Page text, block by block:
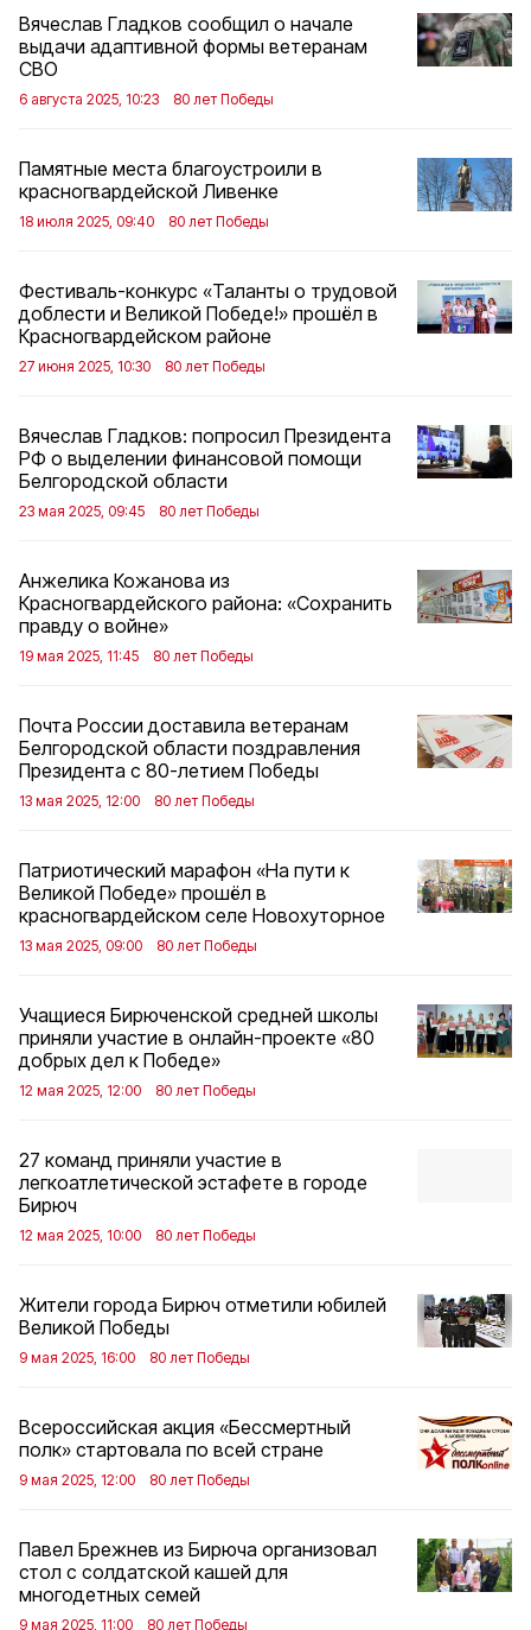
Вячеслав Гладков сообщил о начале
выдачи адаптивной формы ветеранам
СВО
6 августа 2025, 10:23 80 лет Победы
Памятные места благоустроили в
красногвардейской Ливенке
18 июля 2025, 09:40 80 лет Победы
Фестиваль-конкурс «Таланты о трудовой
доблести и Великой Победе!» прошёл в
Красногвардейском районе
27 июня 2025, 10:30 80 лет Победы
Вячеслав Гладков: попросил Президента
РФ о выделении финансовой помощи
Белгородской области
23 мая 2025, 09:45 80 лет Победы
Анжелика Кожанова из
Красногвардейского района: «Сохранить
правду о войне»
19 мая 2025, 11:45 80 лет Победы
Почта России доставила ветеранам
Белгородской области поздравления
Президента с 80-летием Победы
13 мая 2025, 12:00 80 лет Победы
Патриотический марафон «На пути к
Великой Победе» прошёл в
красногвардейском селе Новохуторное
13 мая 2025, 09:00 80 лет Победы
Учащиеся Бирюченской средней школы
приняли участие в онлайн-проекте «80
добрых дел к Победе»
12 мая 2025, 12:00 80 лет Победы
27 команд приняли участие в
легкоатлетической эстафете в городе
Бирюч
12 мая 2025, 10:00 80 лет Победы
Жители города Бирюч отметили юбилей
Великой Победы
9 мая 2025, 16:00 80 лет Победы
Всероссийская акция «Бессмертный
полк» стартовала по всей стране
9 мая 2025, 12:00 80 лет Победы
Павел Брежнев из Бирюча организовал
стол с солдатской кашей для
многодетных семей
9 мая 2025, 11:00 80 лет Победы